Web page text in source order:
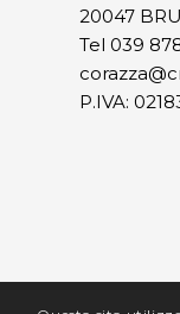
20047
Tel 039
P.IVA: